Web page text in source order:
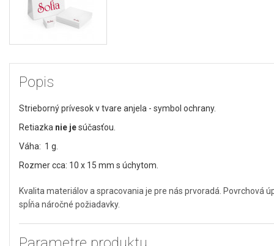
Popis
Strieborný prívesok v tvare anjela - symbol ochrany.
Retiazka nie jesúčasťou.
Váha: 1 g.
Rozmer cca: 10 x 15 mm s úchytom.
Kvalita materiálov a spracovania je pre nás prvoradá. Povrchová
spĺňa náročné požiadavky.